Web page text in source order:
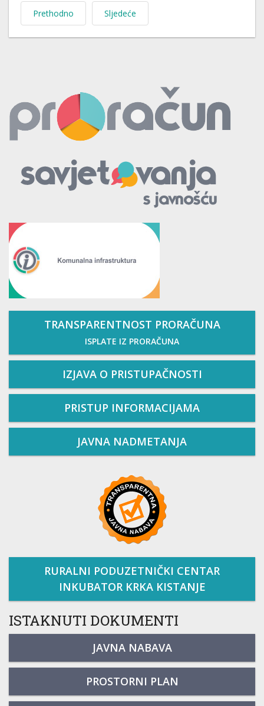
Prethodno Sljedeće
TRANSPARENTNOST PRORAČUNA
ISPLATE IZ PRORAČUNA
IZJAVA O PRISTUPAČNOSTI
PRISTUP INFORMACIJAMA
JAVNA NADMETANJA
RURALNI PODUZETNIČKI CENTAR
INKUBATOR KRKA KISTANJE
ISTAKNUTI DOKUMENTI
JAVNA NABAVA
PROSTORNI PLAN